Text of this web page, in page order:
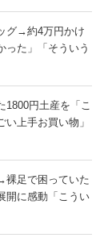
グ→約4万円かけ
た」「そういう
1800円土産を「こ
上手お買い物」
裸足で困っていた
に感動「こうい